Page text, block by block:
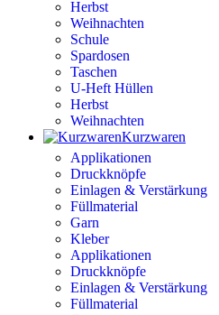
Herbst
Weihnachten
Schule
Spardosen
Taschen
U-Heft Hüllen
Herbst
Weihnachten
Kurzwaren
Applikationen
Druckknöpfe
Einlagen & Verstärkung
Füllmaterial
Garn
Kleber
Applikationen
Druckknöpfe
Einlagen & Verstärkung
Füllmaterial